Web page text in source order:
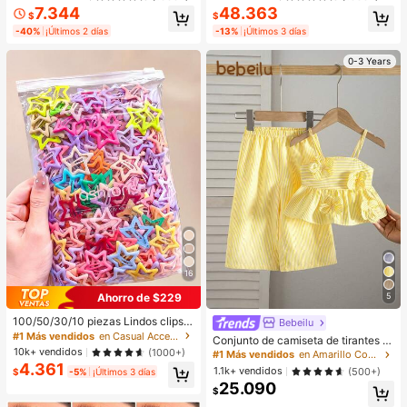
s Y NiñAs
$7.344
-40% ¡Últimos 2 días
16
Ahorro de $229
100/50/30/10 piezas Lindos clips d
e estrella de cinco puntas estilo Y2
K, clips de cabello coloridos, acces
orios básicos para el cabello - Adec
uados para niñas, uso diario en la e
scuela, fiestas, deportes, estética
#1 Más vendidos
en Casual Accesorios para el cabello de las mujere
10k+ vendidos
(1000+)
$4.361 -5% ¡Últimos 3 días
fruncido. Conjunto de activewear p
ara pádel, invierno, gimnasio, entre
namiento y actividades
$48.363
-13% ¡Últimos 3 días
0-3 Years
5
Bebeilu
Conjunto de camiseta de tirantes c
on lazo decorativo y pantalones de
cintura elástica a rayas, estilo casu
al de vacaciones para bebé niña
#1 Más vendidos
en Amarillo Conjuntos para niñas
1.1k+ vendidos
(500+)
$25.090